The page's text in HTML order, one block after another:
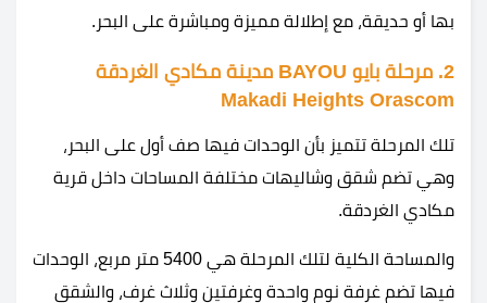
بها أو حديقة، مع إطلالة مميزة ومباشرة على البحر.
2. مرحلة بايو BAYOU مدينة مكادي الغردقة
Makadi Heights Orascom
تلك المرحلة تتميز بأن الوحدات فيها صف أول على البحر،
وهي تضم شقق وشاليهات مختلفة المساحات داخل قرية
مكادي الغردقة.
والمساحة الكلية لتلك المرحلة هي 5400 متر مربع، الوحدات
فيها تضم غرفة نوم واحدة وغرفتين وثلاث غرف، والشقق